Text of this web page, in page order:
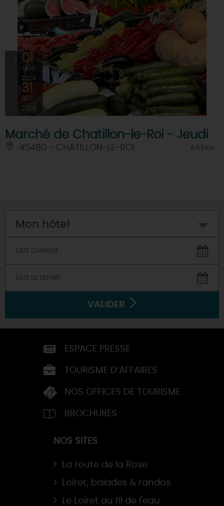
01
JANV
2026
31
DÉC
2026
Marché de Chatillon-le-Roi - Jeudi
45480 - CHATILLON-LE-ROI À 8.5 KM
Mon hôtel
VALIDER
ESPACE PRESSE
TOURISME D’AFFAIRES
NOS OFFICES DE TOURISME
BROCHURES
NOS SITES
La route de la Rose
Loiret, balades & randos
Le Loiret au fil de l'eau